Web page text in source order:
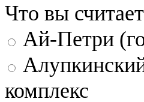
Что вы
Ай-Петри
комплекс